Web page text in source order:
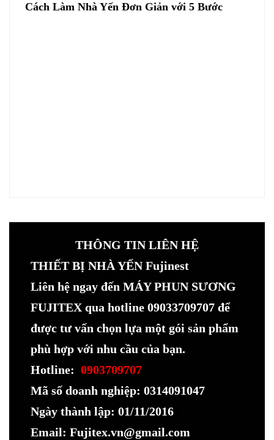
Cách Làm Nhà Yến Đơn Giản với 5 Bước
THÔNG TIN LIÊN HỆ
THIẾT BỊ NHÀ YẾN Fujinest
Liên hệ ngay đến MÁY PHUN SƯƠNG
FUJITEX qua hotline 09033709707 để
được tư vấn chọn lựa một gói sản phẩm
phù hợp với nhu cầu của bạn.
Hotline: 0903709707
Mã số doanh nghiệp: 0314091047
Ngày thành lập: 01/11/2016
Email: Fujitex.vn@gmail.com